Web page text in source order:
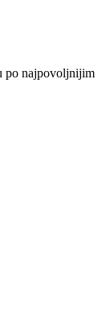
po najpovoljnijim